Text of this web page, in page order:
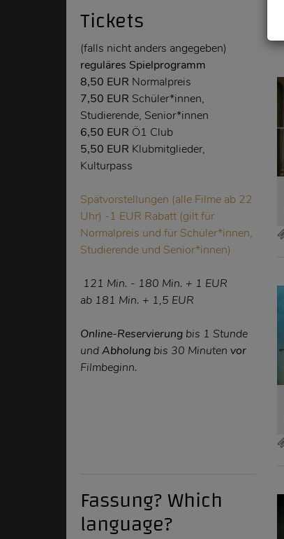
Tickets
(falls nicht anders angegeben)
reguläres Spielprogramm
8,50 EUR Normalpreis
7,50 EUR Schüler*innen,
Studierende, Senior*innen
6,50 EUR Ö1 Club
5,50 EUR Klubmitglieder,
Kulturpass
Spätvorstellungen (alle Filme ab 22
Uhr) -1 EUR Rabatt (gilt für
Normalpreis und für Schüler*innen,
Studierende und Senior*innen)
121 Min. - 180 Min. + 1 EUR
ab 181 Min. + 1,5 EUR
Online-Reservierungbis 1 Stunde
undAbholungbis 30 Minuten vor
Filmbeginn.
Fassung? Which
language?